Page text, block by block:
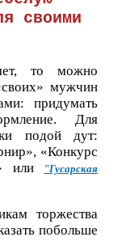
своими
то можно
мужчин
придумать
Для
подой дут:
«Конкурс
или
"Гусарская
торжества
побольше